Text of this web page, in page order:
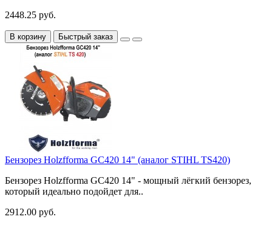
2448.25 руб.
В корзину Быстрый заказ
Бензорез Holzfforma GC420 14" (аналог STIHL TS420)
Бензорез Holzfforma GC420 14" - мощный лёгкий бензорез,
который идеально подойдет для..
2912.00 руб.